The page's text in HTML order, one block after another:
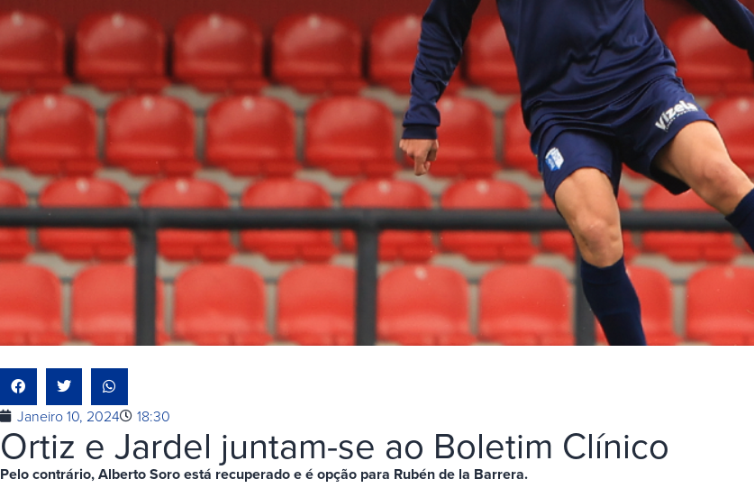
Janeiro 10, 2024 18:30
Ortiz e Jardel juntam-se ao Boletim Clínico
Pelo contrário, Alberto Soro está recuperado e é opção para Rubén de la Barrera.